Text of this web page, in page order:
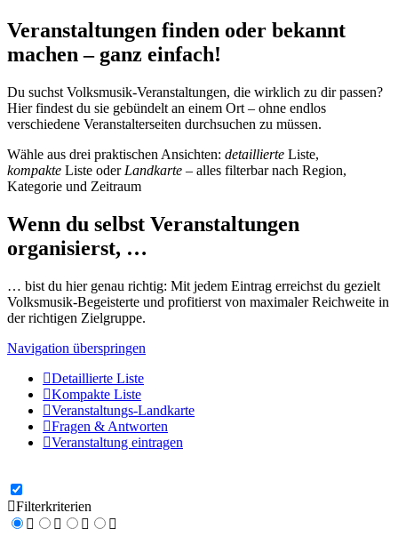
Veranstaltungen finden oder bekannt
machen – ganz einfach!
Du suchst Volksmusik-Veranstaltungen, die wirklich zu dir passen?
Hier findest du sie gebündelt an einem Ort – ohne endlos
verschiedene Veranstalterseiten durchsuchen zu müssen.
Wähle aus drei praktischen Ansichten: detaillierte Liste,
kompakte Liste oder Landkarte – alles filterbar nach Region,
Kategorie und Zeitraum
Wenn du selbst Veranstaltungen
organisierst, …
… bist du hier genau richtig: Mit jedem Eintrag erreichst du gezielt
Volksmusik-Begeisterte und profitierst von maximaler Reichweite in
der richtigen Zielgruppe.
Navigation überspringen
Detaillierte Liste
Kompakte Liste
Veranstaltungs-Landkarte
Fragen & Antworten
Veranstaltung eintragen
Filterkriterien